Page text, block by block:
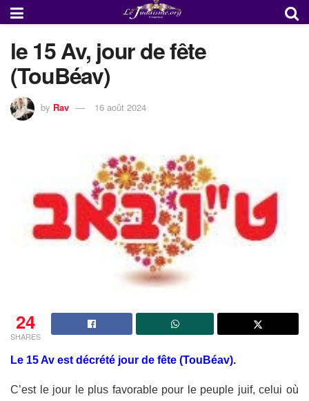
le 15 Av, jour de fête
(TouBéav)
by Rav 16 août 2024
24
SHARES
Le 15 Av est décrété jour de fête (TouBéav).
C’est le jour le plus favorable pour le peuple juif, celui où